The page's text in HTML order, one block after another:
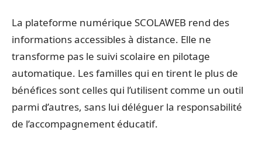
La plateforme numérique SCOLAWEB rend des
informations accessibles à distance. Elle ne
transforme pas le suivi scolaire en pilotage
automatique. Les familles qui en tirent le plus de
bénéfices sont celles qui l’utilisent comme un outil
parmi d’autres, sans lui déléguer la responsabilité
de l’accompagnement éducatif.